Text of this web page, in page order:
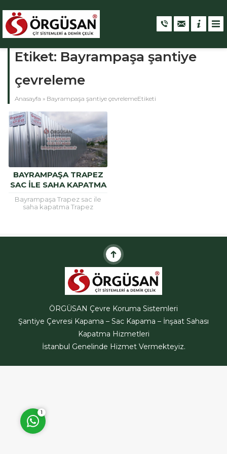
Etiket: Bayrampaşa şantiye
çevreleme
Anasayfa » Bayrampaşa şantiye çevrelemeEtiketi
BAYRAMPAŞA TRAPEZ
SAC ILE SAHA KAPATMA
Bayrampaşa Trapez sac ile
saha kapatma Trapez
kullanılan bir
ÖRGÜSAN Teklif Hattı
1
ÖRGÜSAN Çevre Koruma Sistemleri
Şantiye Çevresi Kapama – Sac Kapama – İnşaat Sahası
Kapatma Hizmetleri
İstanbul Genelinde Hizmet Vermekteyiz.